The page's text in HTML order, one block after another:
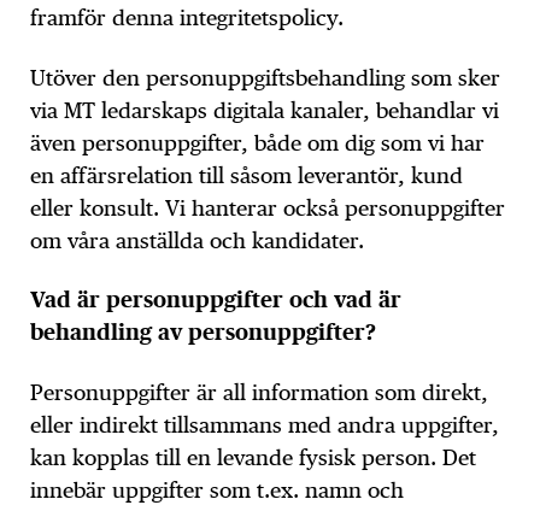
framför denna integritetspolicy.
Utöver den personuppgiftsbehandling som sker
via MT ledarskaps digitala kanaler, behandlar vi
även personuppgifter, både om dig som vi har
en affärsrelation till såsom leverantör, kund
eller konsult. Vi hanterar också personuppgifter
om våra anställda och kandidater.
Vad är personuppgifter och vad är
behandling av personuppgifter?
Personuppgifter är all information som direkt,
eller indirekt tillsammans med andra uppgifter,
kan kopplas till en levande fysisk person. Det
innebär uppgifter som t.ex. namn och